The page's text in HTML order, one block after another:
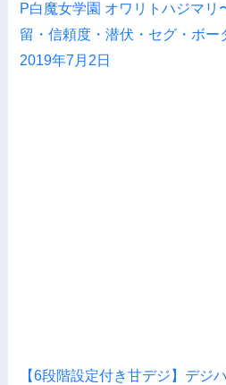
P白魔女学園 オワリトハジマリ
留・信頼度・潜伏・セグ・ボー
2019年7月2日
【6段階設定付き甘デジ】デジ